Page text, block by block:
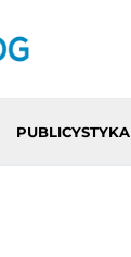
PUBLICYSTYKA